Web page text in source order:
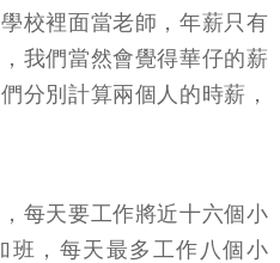
校裡面當老師，年薪只有
我們當然會覺得華仔的薪
分別計算兩個人的時薪，
每天要工作將近十六個小
班，每天最多工作八個小